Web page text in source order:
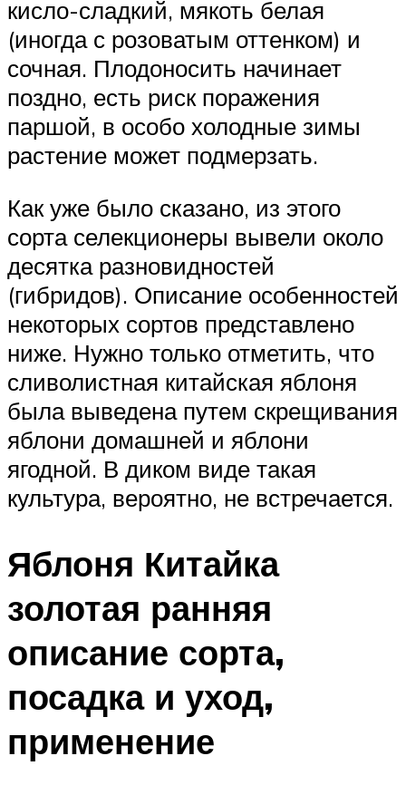
кисло-сладкий, мякоть белая
(иногда с розоватым оттенком) и
сочная. Плодоносить начинает
поздно, есть риск поражения
паршой, в особо холодные зимы
растение может подмерзать.
Как уже было сказано, из этого
сорта селекционеры вывели около
десятка разновидностей
(гибридов). Описание особенностей
некоторых сортов представлено
ниже. Нужно только отметить, что
сливолистная китайская яблоня
была выведена путем скрещивания
яблони домашней и яблони
ягодной. В диком виде такая
культура, вероятно, не встречается.
Яблоня Китайка
золотая ранняя
описание сорта,
посадка и уход,
применение